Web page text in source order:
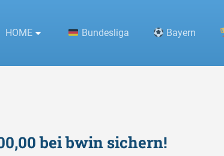
HOME %s Bundesliga Bayern
bei bwin sichern!